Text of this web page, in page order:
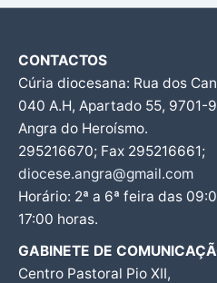
CONTACTOS
Cúria diocesana: Rua dos
040 A.H, Apartado 55, 9701-
Angra do Heroísmo.
295216670; Fax 295216661;
diocese.angra@gmail.com
Horário: 2ª a 6ª feira das
17:00 horas.
GABINETE DE
Centro Pastoral Pio XII,